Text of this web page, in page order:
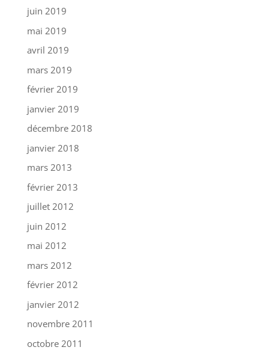
juin 2019
mai 2019
avril 2019
mars 2019
février 2019
janvier 2019
décembre 2018
janvier 2018
mars 2013
février 2013
juillet 2012
juin 2012
mai 2012
mars 2012
février 2012
janvier 2012
novembre 2011
octobre 2011